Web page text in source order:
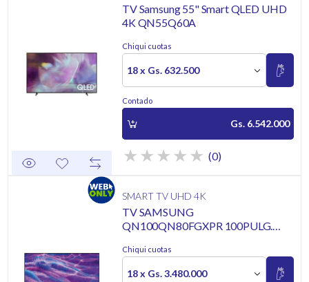
TV Samsung 55" Smart QLED UHD
4K QN55Q60A
Chiqui cuotas
18 x Gs. 632.500
Contado
Gs. 6.542.000
(0)
SMART TV UHD 4K
TV SAMSUNG
QN100QN80FGXPR 100PULG.
Chiqui cuotas
18 x Gs. 3.480.000